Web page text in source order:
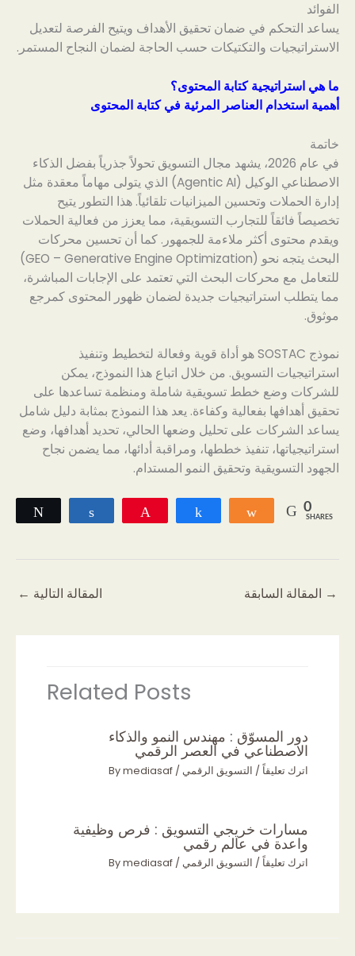
الفوائد
يساعد التحكم في ضمان تحقيق الأهداف ويتيح الفرصة لتعديل
الاستراتيجيات والتكتيكات حسب الحاجة لضمان النجاح المستمر.
ما هي استراتيجية كتابة المحتوى؟
أهمية استخدام العناصر المرئية في كتابة المحتوى
خاتمة
في عام 2026، يشهد مجال التسويق تحولاً جذرياً بفضل الذكاء
الاصطناعي الوكيل (Agentic AI) الذي يتولى مهاماً معقدة مثل
إدارة الحملات وتحسين الميزانيات تلقائياً. هذا التطور يتيح
تخصيصاً فائقاً للتجارب التسويقية، مما يعزز من فعالية الحملات
ويقدم محتوى أكثر ملاءمة للجمهور. كما أن تحسين محركات
البحث يتجه نحو (GEO – Generative Engine Optimization)
للتعامل مع محركات البحث التي تعتمد على الإجابات المباشرة،
مما يتطلب استراتيجيات جديدة لضمان ظهور المحتوى كمرجع
موثوق.
نموذج SOSTAC هو أداة قوية وفعالة لتخطيط وتنفيذ
استراتيجيات التسويق. من خلال اتباع هذا النموذج، يمكن
للشركات وضع خطط تسويقية شاملة ومنظمة تساعدها على
تحقيق أهدافها بفعالية وكفاءة. يعد هذا النموذج بمثابة دليل شامل
يساعد الشركات على تحليل وضعها الحالي، تحديد أهدافها، وضع
استراتيجياتها، تنفيذ خططها، ومراقبة أدائها، مما يضمن نجاح
الجهود التسويقية وتحقيق النمو المستدام.
Share 0
SHARES
→ المقالة السابقة المقالة التالية ←
Related Posts
دور المسوّق : مهندس النمو والذكاء
الاصطناعي في العصر الرقمي
اترك تعليقاً / التسويق الرقمي / By
mediasaf
مسارات خريجي التسويق : فرص وظيفية
واعدة في عالم رقمي
اترك تعليقاً / التسويق الرقمي / By
mediasaf